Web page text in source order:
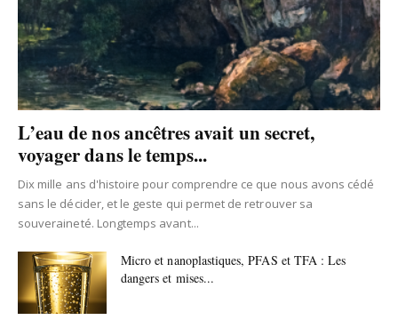
L’eau de nos ancêtres avait un secret,
voyager dans le temps...
Dix mille ans d'histoire pour comprendre ce que nous avons cédé
sans le décider, et le geste qui permet de retrouver sa
souveraineté. Longtemps avant...
Micro et nanoplastiques, PFAS et TFA : Les
dangers et mises...